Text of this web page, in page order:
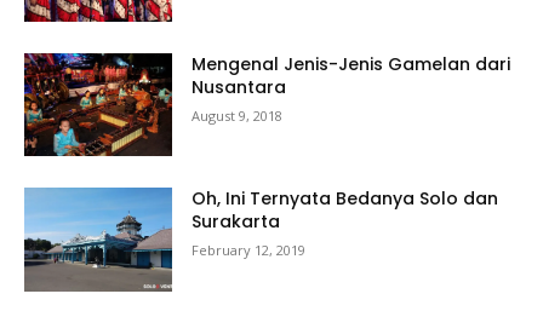
Mengenal Jenis-Jenis Gamelan dari
Nusantara
August 9, 2018
Oh, Ini Ternyata Bedanya Solo dan
Surakarta
February 12, 2019